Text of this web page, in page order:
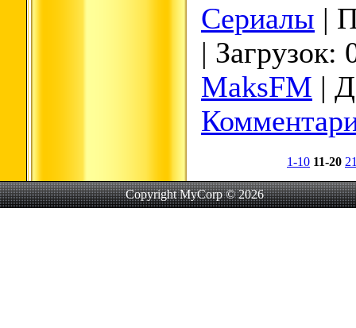
Сериалы |
| Загрузок:
MaksFM |
1-10 11-20
Copyright MyCorp © 2026